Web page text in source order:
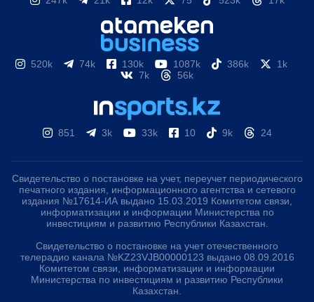
520k 74k 130k 1087k 386k
1k
7k
56k
851 3k 33k 10 9k 24
Свидетельство о постановке на учет, переучет периодического
печатного издания, информационного агентства и сетевого
издания №17614-ИА выдано 15.03.2019 Комитетом связи,
информатизации и информации Министерства по
инвестициям и развитию Республики Казахстан.
Свидетельство о постановке на учет отечественного
телерадио канала №KZ23VJB00000123 выдано 08.09.2016
Комитетом связи, информатизации и информации
Министерства по инвестициям и развитию Республики
Казахстан.